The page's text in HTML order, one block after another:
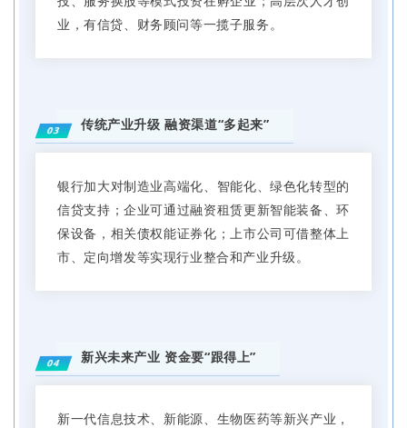
业，有信贷、财务顾问等一揽子服务。
03 传统产业升级 融资渠道“多起来”
银行加大对制造业高端化、智能化、绿色化转型的
信贷支持；企业可通过融资租赁更新智能装备、环
保设备，相关债权能证券化；上市公司可借整体上
市、定向增发等实现行业整合和产业升级。
04 新兴未来产业 资金要“跟得上”
新一代信息技术、新能源、生物医药等新兴产业，